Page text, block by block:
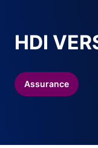
HDI
Assurance